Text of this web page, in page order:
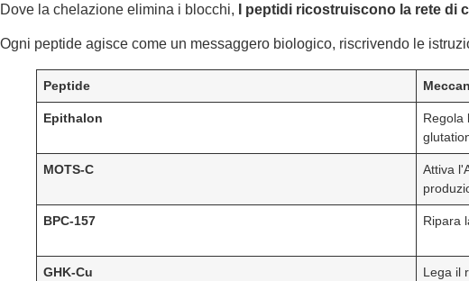
Dove la chelazione elimina i blocchi, I peptidi ricostruiscono la rete di
Ogni peptide agisce come un messaggero biologico, riscrivendo le
Peptide
Epithalon
Regola
MOTS-C
Attiva
BPC-157 Ripara
GHK-Cu
Lega il